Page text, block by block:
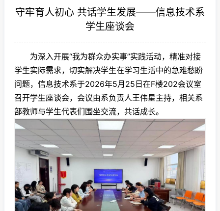
守牢育人初心 共话学生发展——信息技术系
学生座谈会
为深入开展“我为群众办实事”实践活动，精准对接
学生实际需求，切实解决学生在学习生活中的急难愁盼
问题，信息技术系于2026年5月25日在F楼202会议室
召开学生座谈会，会议由系负责人王伟星主持，相关系
部教师与学生代表们围坐交流，共话成长。